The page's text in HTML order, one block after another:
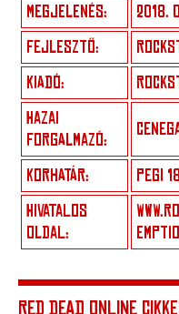
MEGJELENÉS:
2018.
FEJLESZTŐ:
KIADÓ:
HAZAI
FORGALMAZÓ:
KORHATÁR:
PEGI
HIVATALOS
OLDAL:
RED DEAD ONLINE